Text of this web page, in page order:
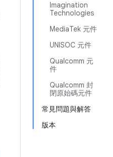
Imagination
Technologies
MediaTek 元件
UNISOC 元件
Qualcomm 元
件
Qualcomm 封
閉原始碼元件
常見問題與解答
版本